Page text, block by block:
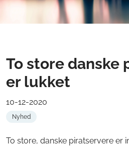
To store danske
er lukket
10-12-2020
Nyhed
To store, danske piratservere er